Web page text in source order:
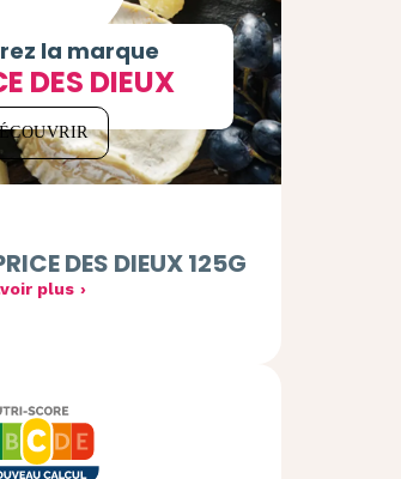
la marque
DES DIEUX
DES DIEUX 125G
plus